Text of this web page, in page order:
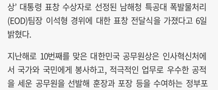
상’ 대통령 표창 수상자로 선정된 남해청 특공대 폭발물처리
(EOD)팀장 이석형 경위에 대한 표창 전달식을 가졌다고 6일
밝혔다.
지난해로 10번째를 맞은 대한민국 공무원상은 인사혁신처에
서 국가와 국민에게 봉사하고, 적극적인 업무로 우수한 공적
을 세운 공무원을 선발해 훈장과 포장 등을 수여하는 정부포